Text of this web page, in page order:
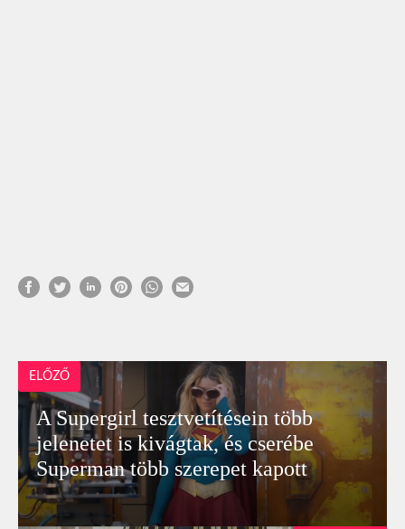
ELŐZŐ
A Supergirl tesztvetítésein több
jelenetet is kivágtak, és cserébe
Superman több szerepet kapott